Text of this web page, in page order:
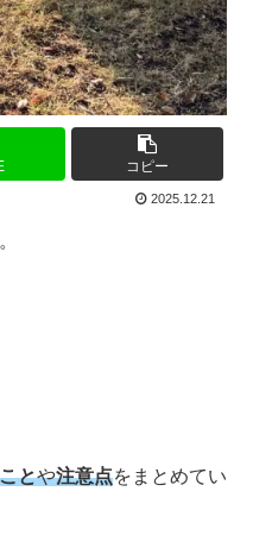
コピー
2025.12.21
とや注意点をまとめてい